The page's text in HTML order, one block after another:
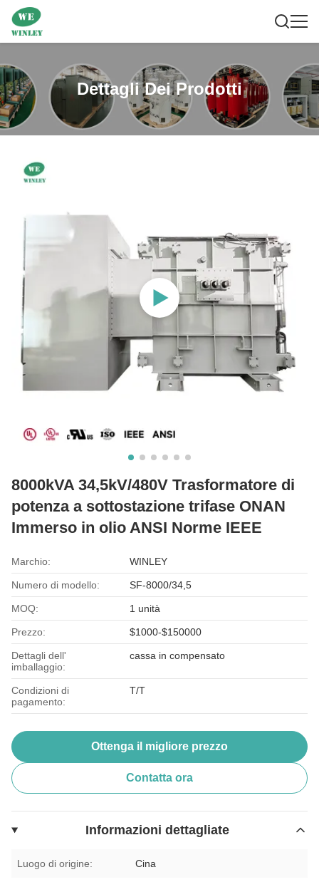
Dettagli Dei Prodotti
8000kVA 34,5kV/480V Trasformatore di
potenza a sottostazione trifase ONAN
Immerso in olio ANSI Norme IEEE
Marchio: WINLEY
Numero di modello: SF-8000/34,5
MOQ: 1 unità
Prezzo: $1000-$150000
Dettagli dell'
imballaggio:
cassa in compensato
Condizioni di
pagamento:
T/T
Ottenga il migliore prezzo
Contatta ora
Informazioni dettagliate
Luogo di origine: Cina